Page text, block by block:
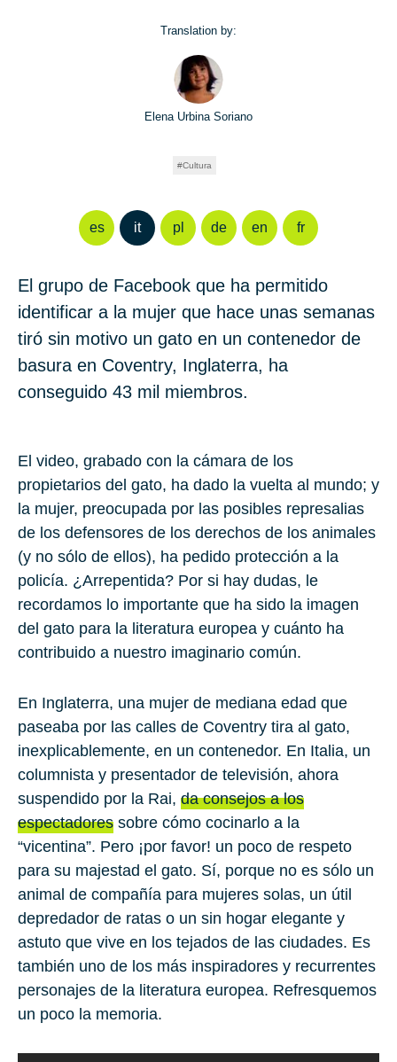
Translation by:
Elena Urbina Soriano
Cultura
es it pl de en fr
El grupo de Facebook que ha permitido
identificar a la mujer que hace unas semanas
tiró sin motivo un gato en un contenedor de
basura en Coventry, Inglaterra, ha
conseguido 43 mil miembros.
El video, grabado con la cámara de los
propietarios del gato, ha dado la vuelta al mundo; y
la mujer, preocupada por las posibles represalias
de los defensores de los derechos de los animales
(y no sólo de ellos), ha pedido protección a la
policía. ¿Arrepentida? Por si hay dudas, le
recordamos lo importante que ha sido la imagen
del gato para la literatura europea y cuánto ha
contribuido a nuestro imaginario común.
En Inglaterra, una mujer de mediana edad que
paseaba por las calles de Coventry tira al gato,
inexplicablemente, en un contenedor. En Italia, un
columnista y presentador de televisión, ahora
suspendido por la Rai, da consejos a los
espectadores sobre cómo cocinarlo a la
“vicentina”. Pero ¡por favor! un poco de respeto
para su majestad el gato. Sí, porque no es sólo un
animal de compañía para mujeres solas, un útil
depredador de ratas o un sin hogar elegante y
astuto que vive en los tejados de las ciudades. Es
también uno de los más inspiradores y recurrentes
personajes de la literatura europea. Refresquemos
un poco la memoria.